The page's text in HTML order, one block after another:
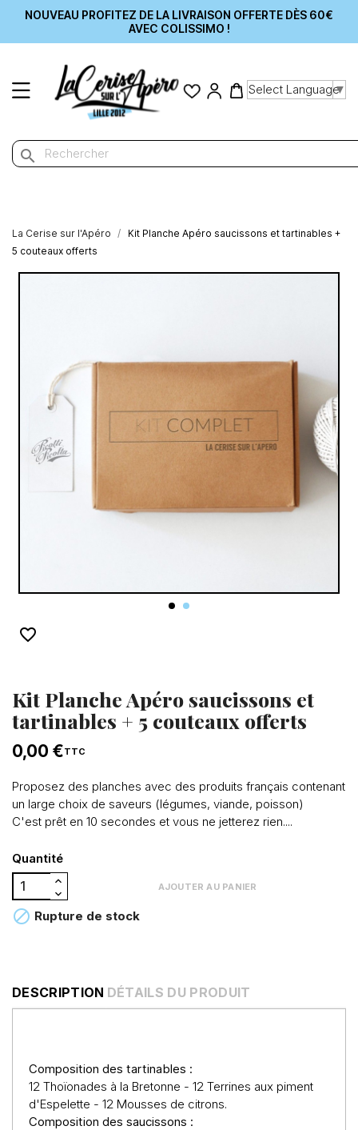
NOUVEAU PROFITEZ DE LA LIVRAISON OFFERTE DÈS 60€
AVEC COLISSIMO !
Select Language▼
search
La Cerise sur l'Apéro
Kit Planche Apéro saucissons et tartinables +
5 couteaux offerts
favorite_border
Kit Planche Apéro saucissons et
tartinables + 5 couteaux offerts
0,00 €TTC
Proposez des planches avec des produits français contenant
un large choix de saveurs (légumes, viande, poisson)
C'est prêt en 10 secondes et vous ne jetterez rien....
Quantité
AJOUTER AU PANIER
 Rupture de stock
DESCRIPTION DÉTAILS DU PRODUIT
Composition des tartinables :
12 Thoïonades à la Bretonne - 12 Terrines aux piment
d'Espelette - 12 Mousses de citrons.
Composition des saucissons :